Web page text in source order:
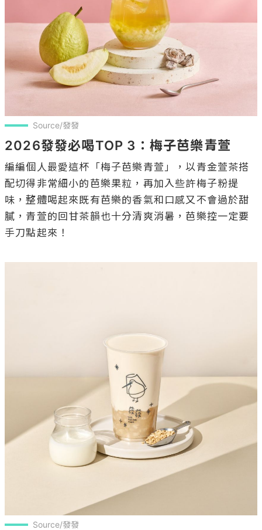
Source/發發
2026發發必喝TOP 3：梅子芭樂青萱
編編個人最愛這杯「梅子芭樂青萱」，以青金萱茶搭
配切得非常細小的芭樂果粒，再加入些許梅子粉提
味，整體喝起來既有芭樂的香氣和口感又不會過於甜
膩，青萱的回甘茶韻也十分清爽消暑，芭樂控一定要
手刀點起來！
Source/發發